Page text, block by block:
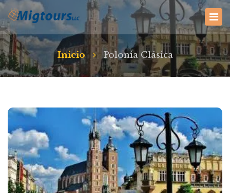
Inicio Polonia Clásica